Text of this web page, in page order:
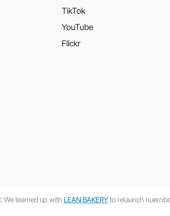
TikTok
YouTube
Flickr
: We teamed up with LEAN BAKERYto relaunch